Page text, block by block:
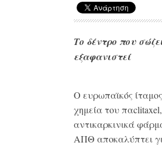
Το δέντρο που
εξαφανιστεί
Ο ευρωπαϊκός
χημεία του
αντικαρκινικά
ΑΠΘ αποκαλύπτει